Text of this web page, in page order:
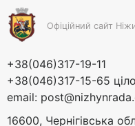
Офіційний сайт
+38(046)317-19-11
+38(046)317-15-65
email:
16600, Чернігівська